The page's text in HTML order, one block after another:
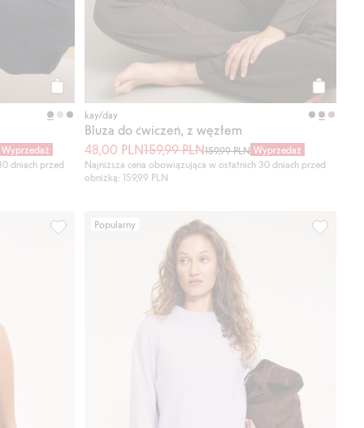
Kup
Wyprzedaż
dniach przed
Kup
kay/day
Bluza do ćwiczeń, z węzłem
48,00 PLN159,99 PLN159,99 PLN Wyprzedaż
Najniższa cena obowiązująca w ostatnich 30 dniach przed
obniżką: 159,99 PLN
Dodaj do listy ulubione
Majtki cheeky z koronki, Dodaj do listy ulubione
Popularny